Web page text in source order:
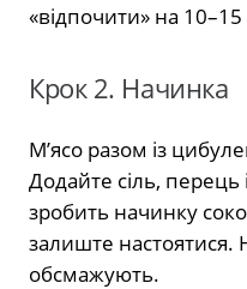
«відпочити» на
Крок 2. Начинка
М’ясо разом із
Додайте сіль,
зробить начинку
залиште
обсмажують.